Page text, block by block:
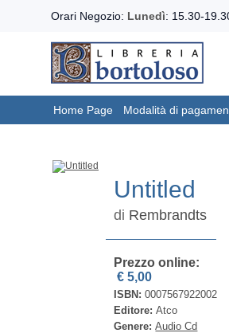
Orari Negozio: Lunedì: 15.30-
Home Page Modalità di
Untitled
di Rembrandts
Prezzo online:
€ 5,00
ISBN:0007567922002
Editore:Atco
Genere:Audio Cd